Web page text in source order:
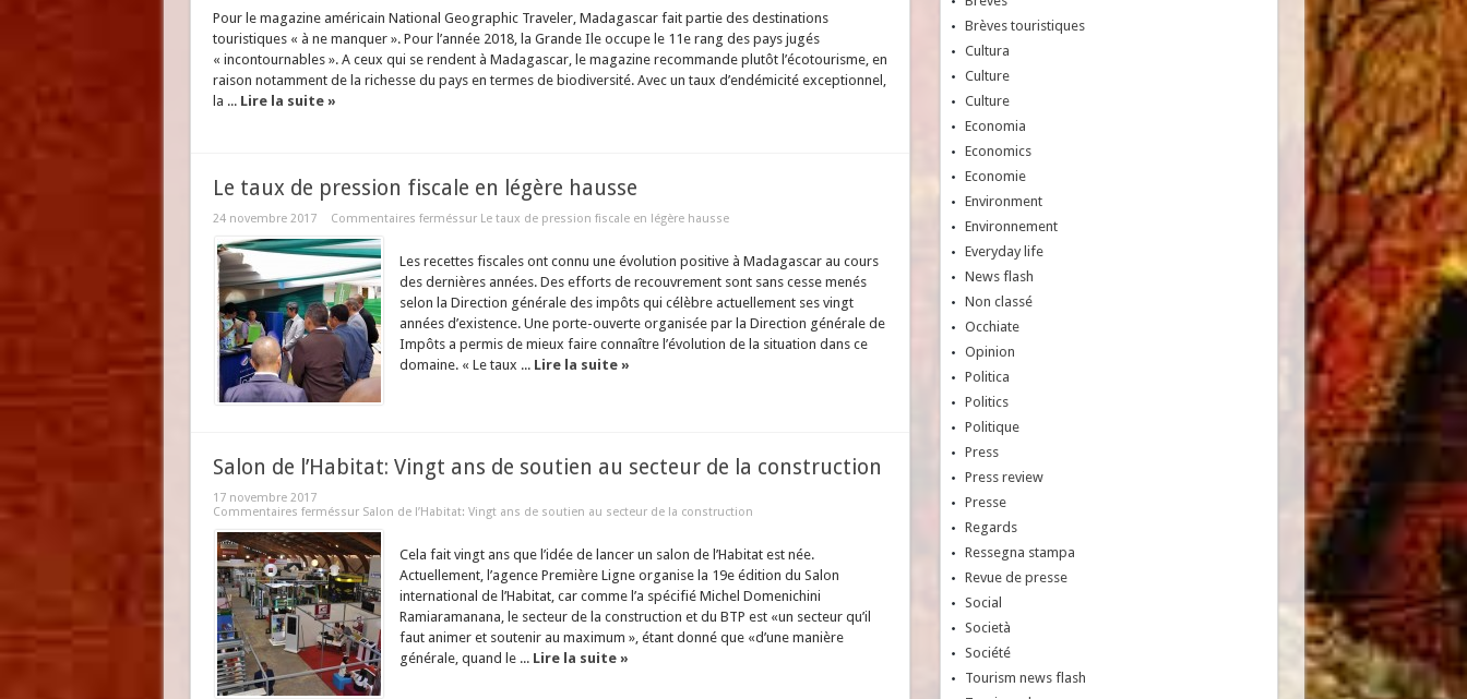
Pour le magazine américain National Geographic Traveler, Madagascar fait partie des destinations
touristiques « à ne manquer ». Pour l’année 2018, la Grande Ile occupe le 11e rang des pays jugés
« incontournables ». A ceux qui se rendent à Madagascar, le magazine recommande plutôt l’écotourisme, en
raison notamment de la richesse du pays en termes de biodiversité. Avec un taux d’endémicité exceptionnel,
la ... Lire la suite »
Le taux de pression fiscale en légère hausse
24 novembre 2017 Commentaires ferméssur Le taux de pression fiscale en légère hausse
Les recettes fiscales ont connu une évolution positive à Madagascar au cours
des dernières années. Des efforts de recouvrement sont sans cesse menés
selon la Direction générale des impôts qui célèbre actuellement ses vingt
années d’existence. Une porte-ouverte organisée par la Direction générale de
Impôts a permis de mieux faire connaître l’évolution de la situation dans ce
domaine. « Le taux ... Lire la suite »
Salon de l’Habitat: Vingt ans de soutien au secteur de la construction
17 novembre 2017
Commentaires ferméssur Salon de l’Habitat: Vingt ans de soutien au secteur de la construction
Cela fait vingt ans que l’idée de lancer un salon de l’Habitat est née.
Actuellement, l’agence Première Ligne organise la 19e édition du Salon
international de l’Habitat, car comme l’a spécifié Michel Domenichini
Ramiaramanana, le secteur de la construction et du BTP est «un secteur qu’il
faut animer et soutenir au maximum », étant donné que «d’une manière
générale, quand le ... Lire la suite »
Brèves touristiques
Cultura
Culture
Culture
Economia
Economics
Economie
Environment
Environnement
Everyday life
News flash
Non classé
Occhiate
Opinion
Politica
Politics
Politique
Press
Press review
Presse
Regards
Ressegna stampa
Revue de presse
Social
Società
Société
Tourism news flash